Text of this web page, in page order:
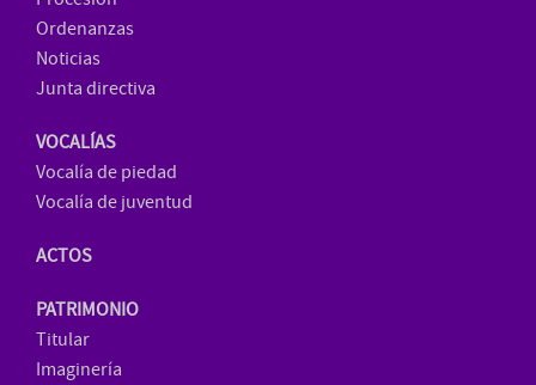
Ordenanzas
Noticias
Junta directiva
VOCALÍAS
Vocalía de piedad
Vocalía de juventud
ACTOS
PATRIMONIO
Titular
Imaginería